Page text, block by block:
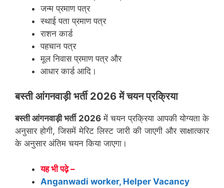
जन्म प्रमाण पत्र
स्थाई पता प्रमाण पत्र
राशन कार्ड
पहचान पत्र
मूल निवास प्रमाण पत्र और
आधार कार्ड आदि।
बस्तीआंगनवाड़ी भर्ती 2026 में चयन प्रक्रिया
बस्तीआंगनवाड़ी भर्ती 2026में चयन प्रक्रिया आपकी योग्यता के
अनुसार होगी, जिसमें मेरिट लिस्ट जारी की जाएगी और साक्षात्कार
के अनुसार अंतिम चयन किया जाएगा।
यह भी पढ़े –
Anganwadi worker, Helper Vacancy